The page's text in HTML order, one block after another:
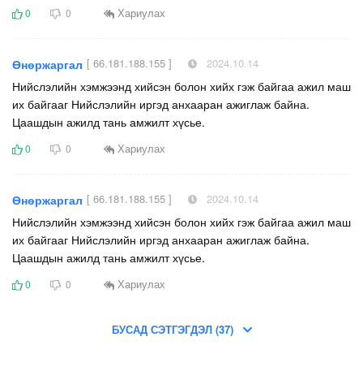
0 0 Хариулах
Өнөржаргал [ 66.181.188.155 ] 2024.10.14
Нийслэлийн хэмжээнд хийсэн болон хийх гэж байгаа ажил маш
их байгааг Нийслэлийн иргэд анхааран ажиглаж байна.
Цаашдын ажилд тань амжилт хүсье.
0 0 Хариулах
Өнөржаргал [ 66.181.188.155 ] 2024.10.14
Нийслэлийн хэмжээнд хийсэн болон хийх гэж байгаа ажил маш
их байгааг Нийслэлийн иргэд анхааран ажиглаж байна.
Цаашдын ажилд тань амжилт хүсье.
0 0 Хариулах
БУСАД СЭТГЭГДЭЛ (37)